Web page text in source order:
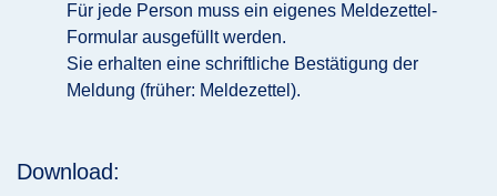
Für jede Person muss ein eigenes Meldezettel-
Formular ausgefüllt werden.
Sie erhalten eine schriftliche Bestätigung der
Meldung (früher: Meldezettel).
Download: